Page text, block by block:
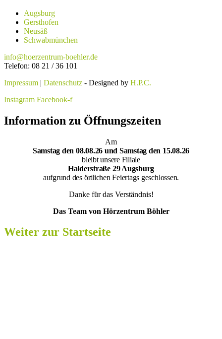
Augsburg
Gersthofen
Neusäß
Schwabmünchen
info@hoerzentrum-boehler.de
Telefon: 08 21 / 36 101
Impressum | Datenschutz - Designed by H.P.C.
Instagram Facebook-f
Information zu Öffnungszeiten
Am
Samstag den 08.08.26 und Samstag den 15.08.26
bleibt unsere Filiale
Halderstraße 29 Augsburg
aufgrund des örtlichen Feiertags geschlossen.
Danke für das Verständnis!
Das Team von Hörzentrum Böhler
Weiter zur Startseite